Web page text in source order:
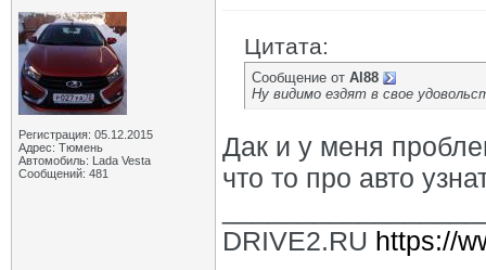
Регистрация: 05.12.2015
Адрес: Тюмень
Автомобиль: Lada Vesta
Сообщений: 481
Цитата:
Сообщение от Al88
Ну видимо ездят в свое
Дак и у меня
что то про авто
DRIVE2.RU https://